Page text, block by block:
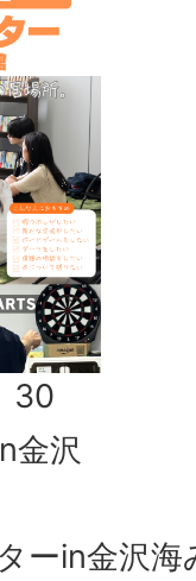
30
金沢
ーin金沢